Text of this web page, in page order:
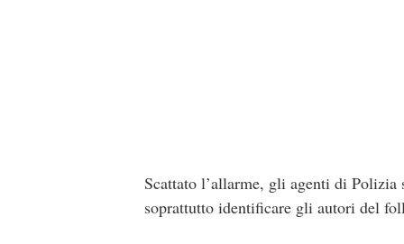
Scattato l’allarme, gli agenti di
soprattutto identificare gli autori del